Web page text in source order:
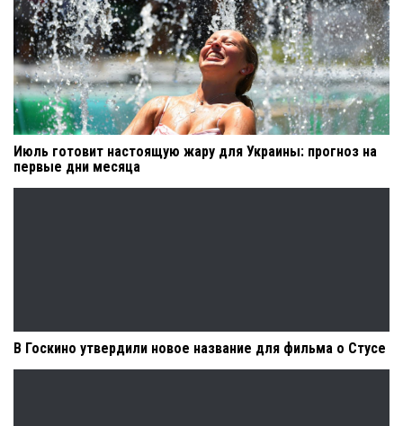
Июль готовит настоящую жару для Украины: прогноз на
первые дни месяца
В Госкино утвердили новое название для фильма о Стусе